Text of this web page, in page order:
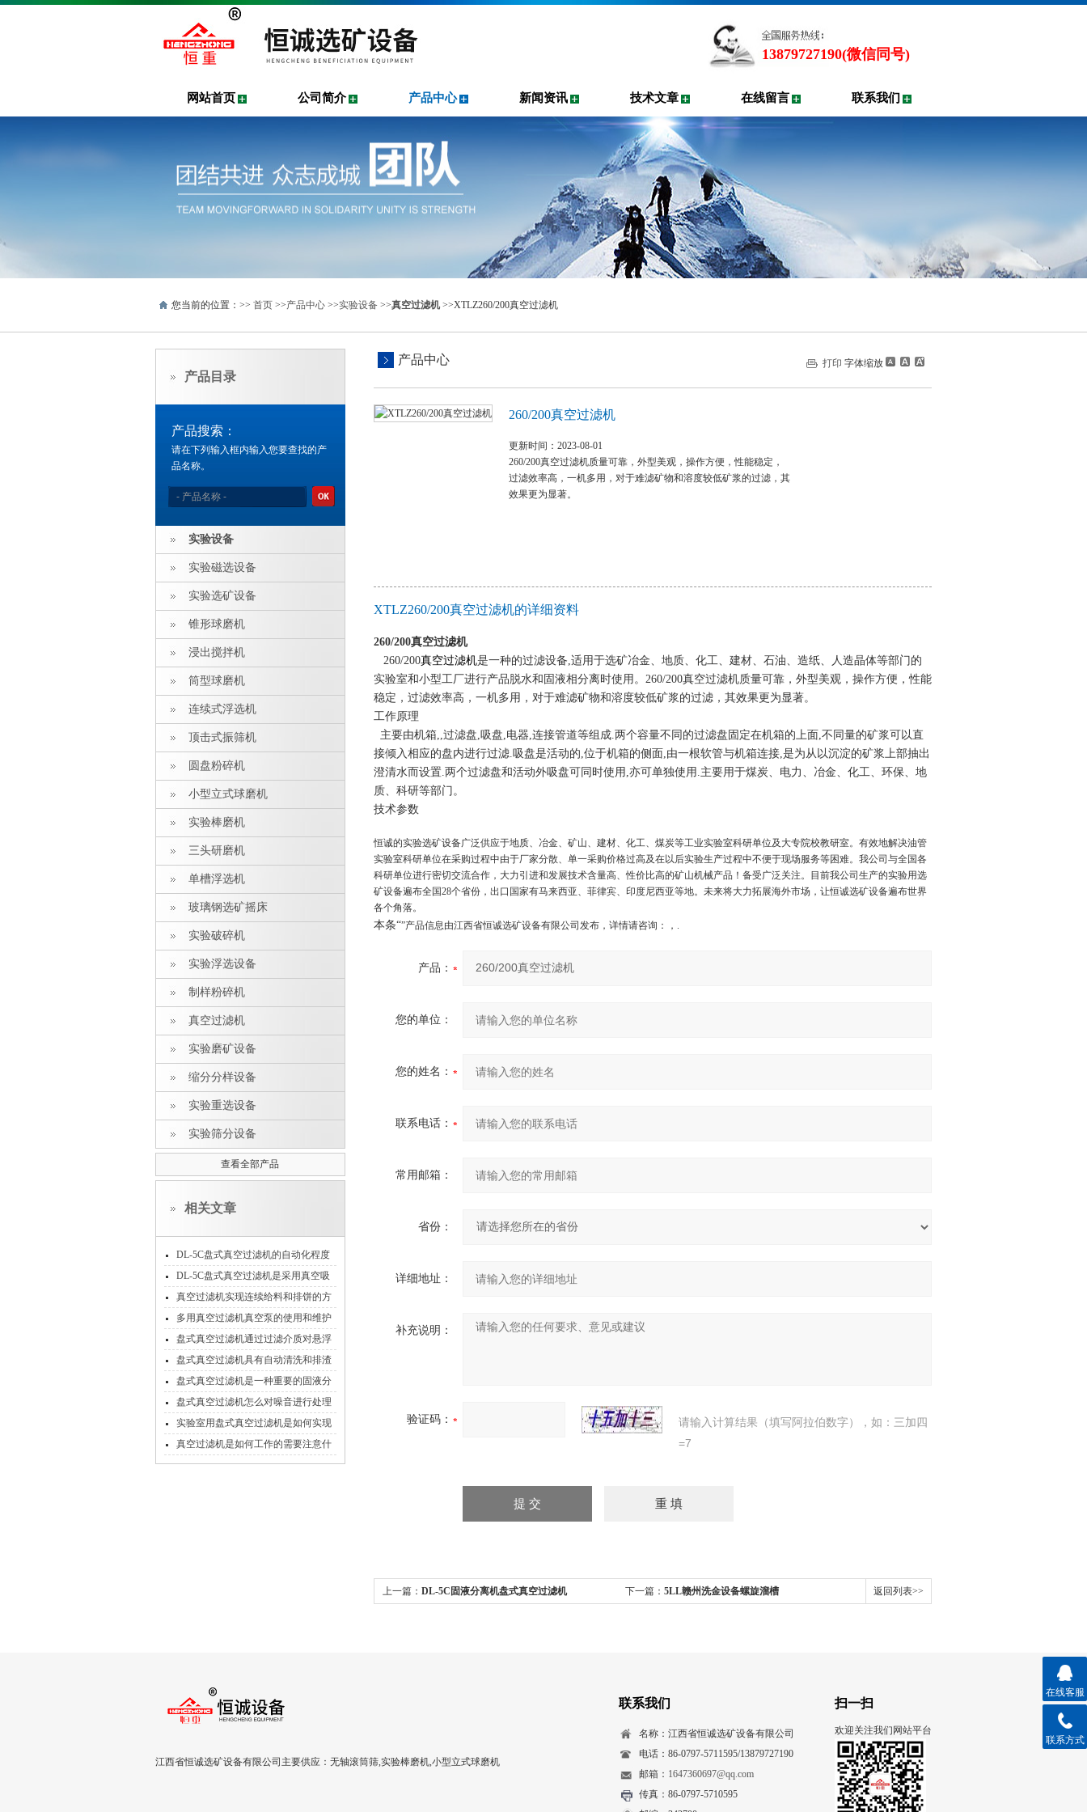
13879727190(微信同号)
网站首页 公司简介 产品中心 新闻资讯 技术文章 在线留言 联系我们
您当前的位置：>> 首页 >>产品中心 >>实验设备 >>真空过滤机>>XTLZ260/200真空过滤机
产品目录
产品搜索：
请在下列输入框内输入您要查找的产
品名称。
实验设备
实验磁选设备
实验选矿设备
锥形球磨机
浸出搅拌机
筒型球磨机
连续式浮选机
顶击式振筛机
圆盘粉碎机
小型立式球磨机
实验棒磨机
三头研磨机
单槽浮选机
玻璃钢选矿摇床
实验破碎机
实验浮选设备
制样粉碎机
真空过滤机
实验磨矿设备
缩分分样设备
实验重选设备
实验筛分设备
查看全部产品
相关文章
DL-5C盘式真空过滤机的自动化程度
较高
DL-5C盘式真空过滤机是采用真空吸
滤原理设计的
真空过滤机实现连续给料和排饼的方
式
多用真空过滤机真空泵的使用和维护
盘式真空过滤机通过过滤介质对悬浮
在液体中的固体颗粒进行有效分离
盘式真空过滤机具有自动清洗和排渣
功能
盘式真空过滤机是一种重要的固液分
离设备
盘式真空过滤机怎么对噪音进行处理
实验室用盘式真空过滤机是如何实现
实验的
真空过滤机是如何工作的需要注意什
么
产品中心 打印 字体缩放
260/200真空过滤机
更新时间：2023-08-01
260/200真空过滤机质量可靠，外型美观，操作方便，性能稳定，
过滤效率高，一机多用，对于难滤矿物和溶度较低矿浆的过滤，其
效果更为显著。
XTLZ260/200真空过滤机的详细资料
260/200真空过滤机
260/200真空过滤机是一种的过滤设备,适用于选矿冶金、地质、化工、建材、石油、造纸、人造晶体等部门的
实验室和小型工厂进行产品脱水和固液相分离时使用。260/200真空过滤机质量可靠，外型美观，操作方便，性能
稳定，过滤效率高，一机多用，对于难滤矿物和溶度较低矿浆的过滤，其效果更为显著。
工作原理
主要由机箱,,过滤盘,吸盘,电器,连接管道等组成.两个容量不同的过滤盘固定在机箱的上面,不同量的矿浆可以直
接倾入相应的盘内进行过滤.吸盘是活动的,位于机箱的侧面,由一根软管与机箱连接,是为从以沉淀的矿浆上部抽出
澄清水而设置.两个过滤盘和活动外吸盘可同时使用,亦可单独使用.主要用于煤炭、电力、冶金、化工、环保、地
质、科研等部门。
技术参数
恒诚的实验选矿设备广泛供应于地质、冶金、矿山、建材、化工、煤炭等工业实验室科研单位及大专院校教研室。有效地解决油管
实验室科研单位在采购过程中由于厂家分散、单一采购价格过高及在以后实验生产过程中不便于现场服务等困难。我公司与全国各
科研单位进行密切交流合作，大力引进和发展技术含量高、性价比高的矿山机械产品！备受广泛关注。目前我公司生产的实验用选
矿设备遍布全国28个省份，出口国家有马来西亚、菲律宾、印度尼西亚等地。未来将大力拓展海外市场，让恒诚选矿设备遍布世界
各个角落。
本条“”产品信息由江西省恒诚选矿设备有限公司发布，详情请咨询：，.
产品：
您的单位：
您的姓名：
联系电话：
常用邮箱：
省份：
详细地址：
补充说明：
验证码：
请输入计算结果（填写阿拉伯数字），如：三加四
=7
上一篇： DL-5C固液分离机盘式真空过滤机 下一篇： 5LL赣州洗金设备螺旋溜槽 返回列表>>
江西省恒诚选矿设备有限公司主要供应：无轴滚筒筛,实验棒磨机,小型立式球磨机
扫一扫
欢迎关注我们网站平台
联系我们
名称：江西省恒诚选矿设备有限公司
电话：86-0797-5711595/13879727190
邮箱： 1647360697@qq.com
传真：86-0797-5710595
在线客服
联系方式